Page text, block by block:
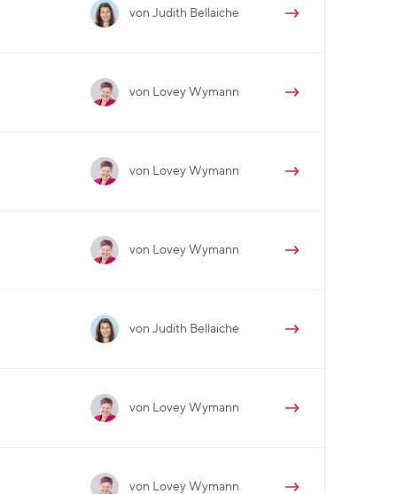
von Judith Bellaiche
von Lovey Wymann
von Lovey Wymann
von Lovey Wymann
von Judith Bellaiche
von Lovey Wymann
von Lovey Wymann